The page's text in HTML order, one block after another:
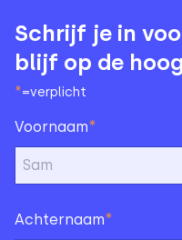
Schrijf je in
blijf op de
*=verplicht
Voornaam*
Achternaam*